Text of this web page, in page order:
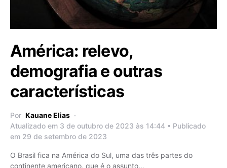
América: relevo,
demografia e outras
características
Por Kauane Elias
Atualizado em 3 de outubro de 2023 às 14:44 • Publicado
em 29 de setembro de 2023
O Brasil fica na América do Sul, uma das três partes do
continente americano, que é o assunto…